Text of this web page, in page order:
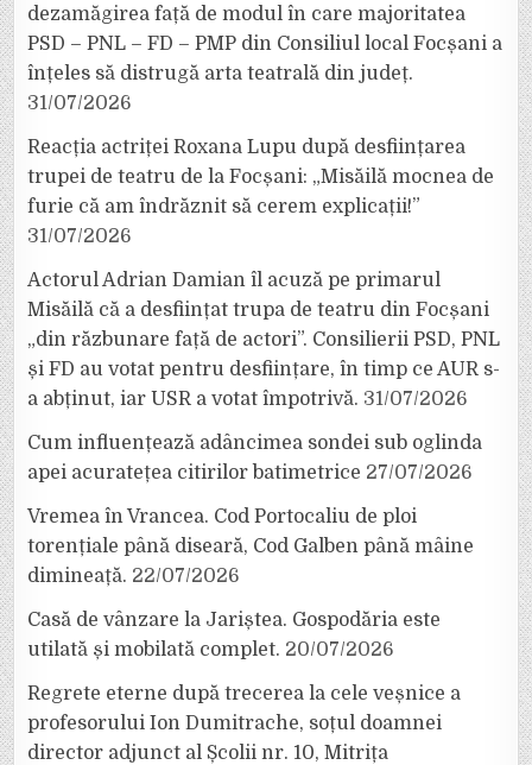
dezamăgirea față de modul în care majoritatea
PSD – PNL – FD – PMP din Consiliul local Focșani a
înțeles să distrugă arta teatrală din județ.
31/07/2026
Reacția actriței Roxana Lupu după desființarea
trupei de teatru de la Focșani: „Misăilă mocnea de
furie că am îndrăznit să cerem explicații!”
31/07/2026
Actorul Adrian Damian îl acuză pe primarul
Misăilă că a desființat trupa de teatru din Focșani
„din răzbunare față de actori”. Consilierii PSD, PNL
și FD au votat pentru desființare, în timp ce AUR s-
a abținut, iar USR a votat împotrivă. 31/07/2026
Cum influențează adâncimea sondei sub oglinda
apei acuratețea citirilor batimetrice 27/07/2026
Vremea în Vrancea. Cod Portocaliu de ploi
torențiale până diseară, Cod Galben până mâine
dimineață. 22/07/2026
Casă de vânzare la Jariștea. Gospodăria este
utilată și mobilată complet. 20/07/2026
Regrete eterne după trecerea la cele veșnice a
profesorului Ion Dumitrache, soțul doamnei
director adjunct al Școlii nr. 10, Mitrița